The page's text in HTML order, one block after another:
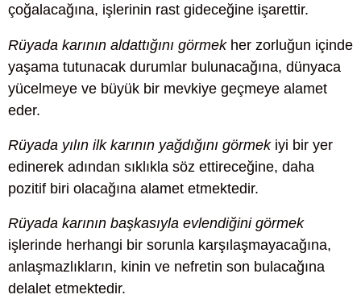
çoğalacağına, işlerinin rast gideceğine işarettir.
Rüyada karının aldattığını görmekher zorluğun içinde
yaşama tutunacak durumlar bulunacağına, dünyaca
yücelmeye ve büyük bir mevkiye geçmeye alamet
eder.
Rüyada yılın ilk karının yağdığını görmekiyi bir yer
edinerek adından sıklıkla söz ettireceğine, daha
pozitif biri olacağına alamet etmektedir.
Rüyada karının başkasıyla evlendiğini görmek
işlerinde herhangi bir sorunla karşılaşmayacağına,
anlaşmazlıkların, kinin ve nefretin son bulacağına
delalet etmektedir.